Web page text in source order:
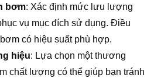
bơm: Xác định mức lưu lượng
vụ mục đích sử dụng. Điều
có hiệu suất phù hợp.
hiệu: Lựa chọn một thương
chất lượng có thể giúp bạn tránh